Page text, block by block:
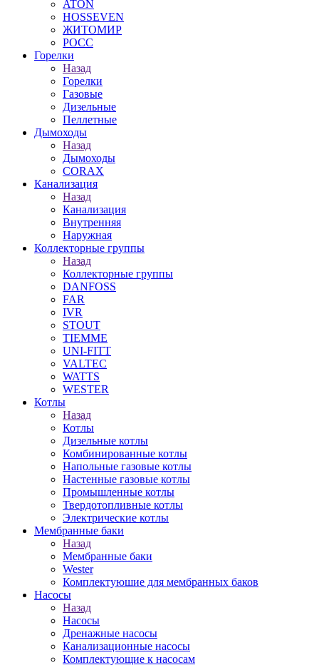
ATON
HOSSEVEN
ЖИТОМИР
РОСС
Горелки
Назад
Горелки
Газовые
Дизельные
Пеллетные
Дымоходы
Назад
Дымоходы
CORAX
Канализация
Назад
Канализация
Внутренняя
Наружная
Коллекторные группы
Назад
Коллекторные группы
DANFOSS
FAR
IVR
STOUT
TIEMME
UNI-FITT
VALTEC
WATTS
WESTER
Котлы
Назад
Котлы
Дизельные котлы
Комбинированные котлы
Напольные газовые котлы
Настенные газовые котлы
Промышленные котлы
Твердотопливные котлы
Электрические котлы
Мембранные баки
Назад
Мембранные баки
Wester
Комплектуюшие для мембранных баков
Насосы
Назад
Насосы
Дренажные насосы
Канализационные насосы
Комплектующие к насосам